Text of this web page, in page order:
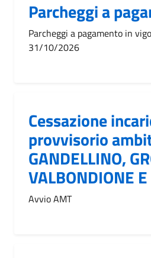
Parcheggi a
Parcheggi a pagamento in
31/10/2026
Cessazione
provvisorio
GANDELLINO,
VALBONDIONE
Avvio AMT